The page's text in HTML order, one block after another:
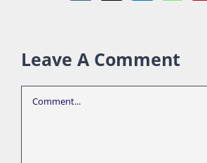
Leave A Comment
Comment